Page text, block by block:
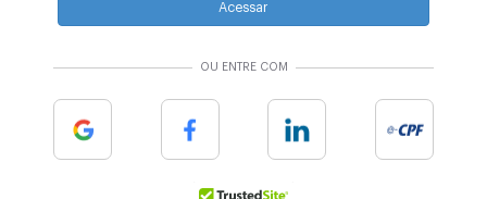
Acessar
OU ENTRE COM